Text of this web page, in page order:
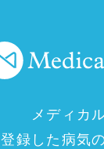
メディカ
登録した病気